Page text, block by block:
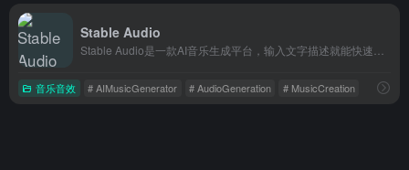
Stable Audio
音乐音效 # AIMusicGenerator # AudioGeneration # MusicCreation